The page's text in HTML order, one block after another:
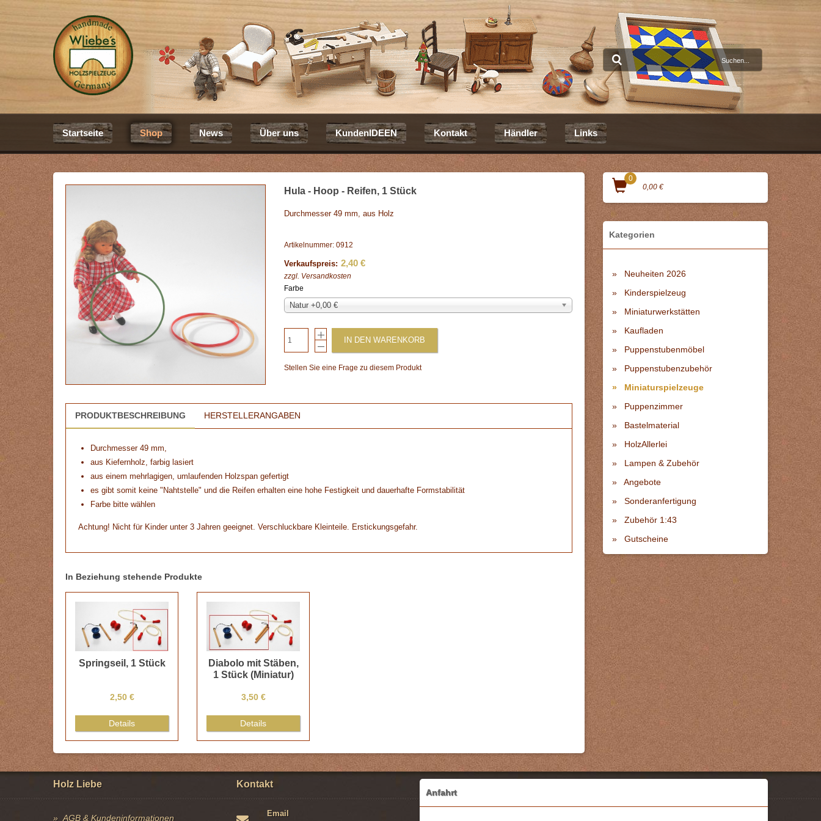
Startseite Shop News Über uns KundenIDEEN Kontakt Händler Links
Hula - Hoop - Reifen, 1 Stück
Durchmesser 49 mm, aus Holz
Artikelnummer: 0912
Verkaufspreis: 2,40 €
zzgl. Versandkosten
Farbe
Natur +0,00 €
IN DEN WARENKORB
Stellen Sie eine Frage zu diesem Produkt
PRODUKTBESCHREIBUNG HERSTELLERANGABEN
Durchmesser 49 mm,
aus Kiefernholz, farbig lasiert
aus einem mehrlagigen, umlaufenden Holzspan gefertigt
es gibt somit keine "Nahtstelle" und die Reifen erhalten eine hohe Festigkeit und dauerhafte Formstabilität
Farbe bitte wählen
Achtung! Nicht für Kinder unter 3 Jahren geeignet. Verschluckbare Kleinteile. Erstickungsgefahr.
In Beziehung stehende Produkte
Springseil, 1 Stück
2,50 €
Details
Diabolo mit Stäben,
1 Stück (Miniatur)
3,50 €
Details
0
0,00 €
Kategorien
Neuheiten 2026
Kinderspielzeug
Miniaturwerkstätten
Kaufladen
Puppenstubenmöbel
Puppenstubenzubehör
Miniaturspielzeuge
Puppenzimmer
Bastelmaterial
HolzAllerlei
Lampen & Zubehör
Angebote
Sonderanfertigung
Zubehör 1:43
Gutscheine
Holz Liebe
AGB & Kundeninformationen
Kontakt
Email
Anfahrt